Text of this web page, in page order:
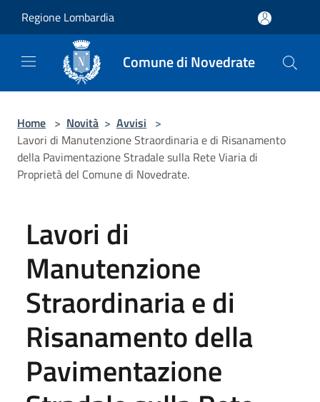
Regione Lombardia
Comune di Novedrate
Home > Novità > Avvisi >
Lavori di Manutenzione Straordinaria e di Risanamento
della Pavimentazione Stradale sulla Rete Viaria di
Proprietà del Comune di Novedrate.
Lavori di
Manutenzione
Straordinaria e di
Risanamento della
Pavimentazione